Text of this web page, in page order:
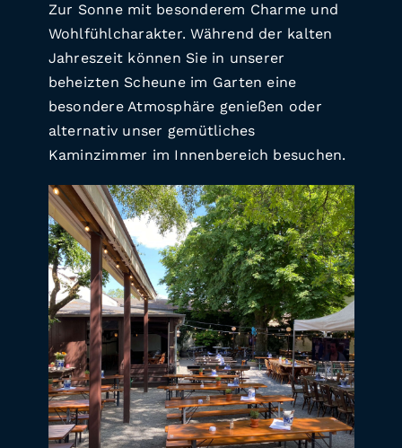
Zur Sonne mit besonderem Charme und
Wohlfühlcharakter. Während der kalten
Jahreszeit können Sie in unserer
beheizten Scheune im Garten eine
besondere Atmosphäre genießen oder
alternativ unser gemütliches
Kaminzimmer im Innenbereich besuchen.